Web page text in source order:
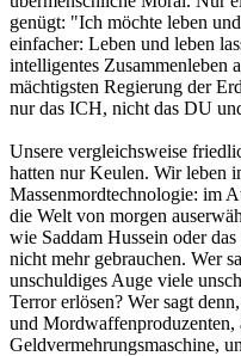
genügt: "Ich möchte leben
einfacher: Leben und leben
intelligentes Zusammenleben
mächtigsten Regierung der
nur das ICH, nicht das DU
Unsere vergleichsweise
hatten nur Keulen. Wir leben
Massenmordtechnologie: im
die Welt von morgen
wie Saddam Hussein oder
nicht mehr gebrauchen. Wer
unschuldiges Auge viele
Terror erlösen? Wer sagt
und Mordwaffenproduzenten,
Geldvermehrungsmaschine,